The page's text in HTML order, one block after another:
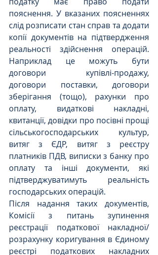
пояснення. У вказаних поясненнях
слід розписати стан справ та додати
копії документів на підтвердження
реальності здійснення операцій.
Наприклад це можуть бути
договори купівлі-продажу,
договори поставки, договори
зберігання (тощо), рахунки про
оплату, видаткові накладні,
квитанції, довідки про посівні прощі
сільськогосподарських культур,
витяг з ЄДР, витяг з реєстру
платників ПДВ, виписки з банку про
оплату та інші документи, які
підтверджуватимуть реальність
господарських операцій.
Після надання таких документів,
Комісії з питань зупинення
реєстрації податкової накладної/
розрахунку коригування в Єдиному
реєстрі податкових накладних